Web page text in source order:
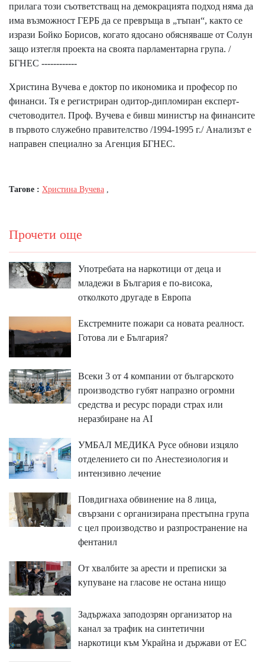
прилага този съответстващ на демокрацията подход няма да
има възможност ГЕРБ да се превръща в „тъпан“, както се
изрази Бойко Борисов, когато ядосано обясняваше от Солун
защо изтегля проекта на своята парламентарна група. /
БГНЕС ------------
Христина Вучева е доктор по икономика и професор по
финанси. Тя е регистриран одитор-дипломиран експерт-
счетоводител. Проф. Вучева е бивш министър на финансите
в първото служебно правителство /1994-1995 г./ Анализът е
направен специално за Агенция БГНЕС.
Тагове : Христина Вучева
Прочети още
Употребата на наркотици от деца и
младежи в България е по-висока,
отколкото другаде в Европа
Екстремните пожари са новата реалност.
Готова ли е България?
Всеки 3 от 4 компании от българското
производство губят напразно огромни
средства и ресурс поради страх или
неразбиране на AI
УМБАЛ МЕДИКА Русе обнови изцяло
отделението си по Анестезиология и
интензивно лечение
Повдигнаха обвинение на 8 лица,
свързани с организирана престъпна група
с цел производство и разпространение на
фентанил
От хвалбите за арести и преписки за
купуване на гласове не остана нищо
Задържаха заподозрян организатор на
канал за трафик на синтетични
наркотици към Украйна и държави от ЕС